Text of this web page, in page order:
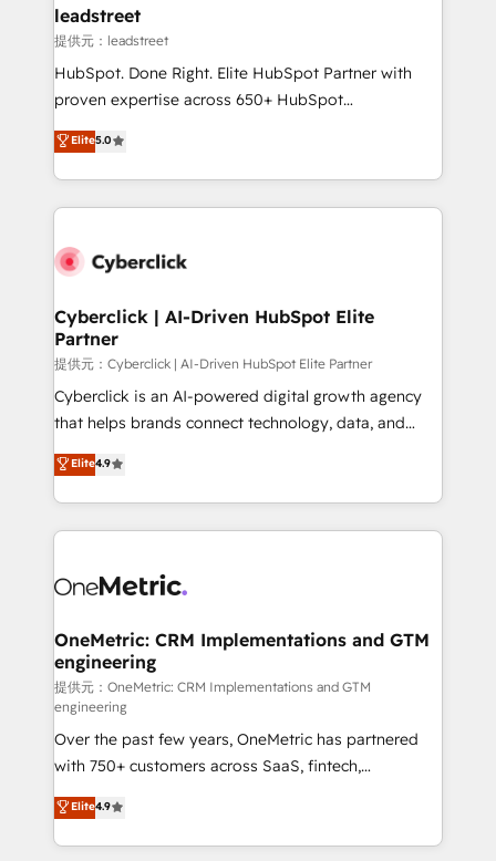
and technology for predictable, scalable revenue
growth. Our expertise spans RevOps, CRM and data
architecture, AI enablement, and strategic marketing,
delivered through our proprietary FLAIR framework
Partner and ISO 27001:2022 certified consultancy,
we blend strategy, creativity, and technology to help
leadstreet
提供元：leadstreet
HubSpot. Done Right. Elite HubSpot Partner with
proven expertise across 650+ HubSpot
implementations. With 12+ years of HubSpot
experience, we help you use the HubSpot platform
to its fullest capacity, improve your current HubSpot
website, or build your new one.
Elite5.0
Cyberclick | AI-Driven HubSpot Elite
Partner
提供元：Cyberclick | AI-Driven HubSpot Elite Partner
Cyberclick is an AI-powered digital growth agency
that helps brands connect technology, data, and
creativity to achieve measurable results. Founded in
Barcelona and operating across Spain, LATAM, and
the UK, we support global companies in building
smarter marketing, sales, and customer success
Iberia (Spain & Portugal), we combine human insight
growth. Our multidisciplinary team designs solutions
that simplify complexity, boost performance, and
turn innovation into real impact. 🌍 Highlights •
HubSpot Partner since 2012 • 2022 EMEA Impact
Award: Best Integration • 150+ successful HubSpot
projects • Clients in 30+ industries • Proprietary
technology for integrations • Multilingual team:
English, Spanish, Portuguese & Italian 👉 Grow
smarter with AI and HubSpot.
Elite4.9
OneMetric: CRM Implementations and GTM
engineering
提供元：OneMetric: CRM Implementations and GTM
engineering
Over the past few years, OneMetric has partnered
with 750+ customers across SaaS, fintech,
healthcare, real estate, and other industries. With
150+ HubSpot-certified experts, we deliver scalable
solutions to complex GTM and RevOps challenges.
Elite4.9